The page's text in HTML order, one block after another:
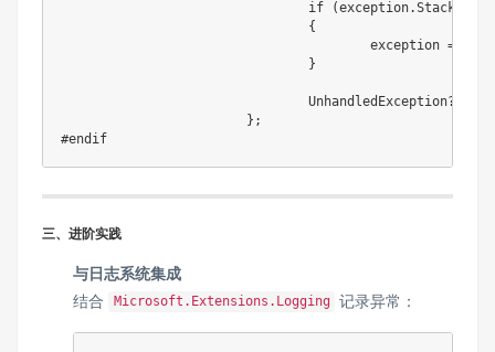
if (exception.
{
					exception
=
}
				UnhandledException
?.
} ;
#endif
三、进阶实践
与日志系统集成
结合
Microsoft.Extensions.Logging 记录异常：